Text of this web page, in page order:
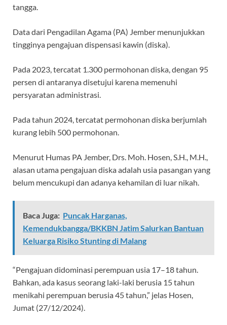
tangga.
Data dari Pengadilan Agama (PA) Jember menunjukkan
tingginya pengajuan dispensasi kawin (diska).
Pada 2023, tercatat 1.300 permohonan diska, dengan 95
persen di antaranya disetujui karena memenuhi
persyaratan administrasi.
Pada tahun 2024, tercatat permohonan diska berjumlah
kurang lebih 500 permohonan.
Menurut Humas PA Jember, Drs. Moh. Hosen, S.H., M.H.,
alasan utama pengajuan diska adalah usia pasangan yang
belum mencukupi dan adanya kehamilan di luar nikah.
Baca Juga: Puncak Harganas,
Kemendukbangga/BKKBN Jatim Salurkan Bantuan
Keluarga Risiko Stunting di Malang
“Pengajuan didominasi perempuan usia 17–18 tahun.
Bahkan, ada kasus seorang laki-laki berusia 15 tahun
menikahi perempuan berusia 45 tahun,” jelas Hosen,
Jumat (27/12/2024).